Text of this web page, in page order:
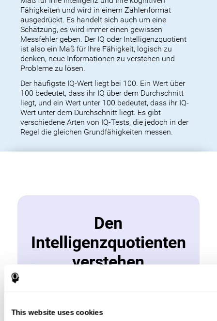
This website uses cookies
Fähigkeiten und wird in einem Zahlenformat
ausgedrückt. Es handelt sich auch um eine
Schätzung, es wird immer einen gewissen
Messfehler geben. Der IQ oder Intelligenzquotient
ist also ein Maß für Ihre Fähigkeit, logisch zu
denken, neue Informationen zu verstehen und
Probleme zu lösen.
Der häufigste IQ-Wert liegt bei 100. Ein Wert über
100 bedeutet, dass ihr IQ über dem Durchschnitt
liegt, und ein Wert unter 100 bedeutet, dass ihr IQ-
Wert unter dem Durchschnitt liegt. Es gibt
verschiedene Arten von IQ-Tests, die jedoch in der
Regel die gleichen Grundfähigkeiten messen.
Den
Intelligenzquotienten
verstehen
Intelligenz messen, beispielsweise die verbalen und